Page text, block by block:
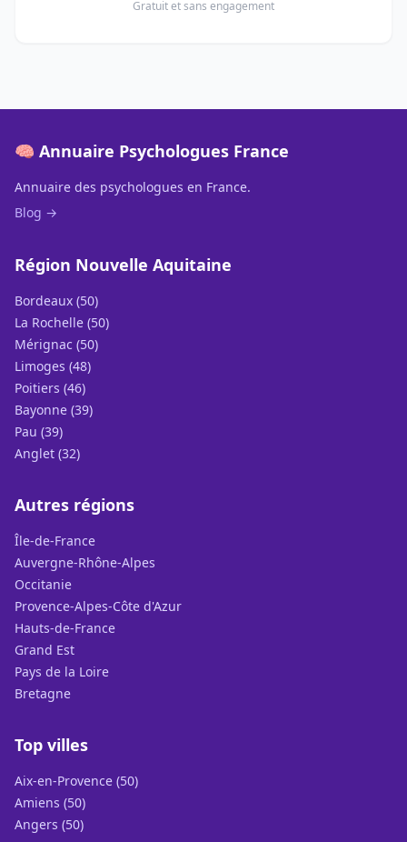
Gratuit et sans engagement
🧠 Annuaire Psychologues France
Annuaire des psychologues en France.
Blog →
Région Nouvelle Aquitaine
Bordeaux (50)
La Rochelle (50)
Mérignac (50)
Limoges (48)
Poitiers (46)
Bayonne (39)
Pau (39)
Anglet (32)
Autres régions
Île-de-France
Auvergne-Rhône-Alpes
Occitanie
Provence-Alpes-Côte d'Azur
Hauts-de-France
Grand Est
Pays de la Loire
Bretagne
Top villes
Aix-en-Provence (50)
Amiens (50)
Angers (50)